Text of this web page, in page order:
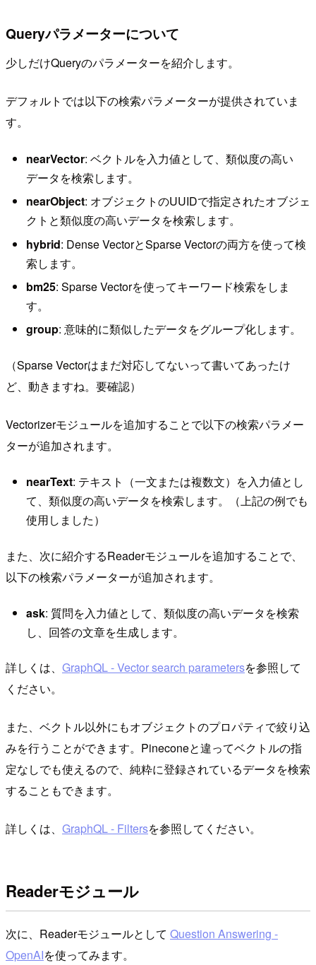
Queryパラメーターについて
少しだけQueryのパラメーターを紹介します。
デフォルトでは以下の検索パラメーターが提供されていま
す。
nearVector: ベクトルを入力値として、類似度の高い
データを検索します。
nearObject: オブジェクトのUUIDで指定されたオブジェ
クトと類似度の高いデータを検索します。
hybrid: Dense VectorとSparse Vectorの両方を使って検
索します。
bm25: Sparse Vectorを使ってキーワード検索をしま
す。
group: 意味的に類似したデータをグループ化します。
（Sparse Vectorはまだ対応してないって書いてあったけ
ど、動きますね。要確認）
Vectorizerモジュールを追加することで以下の検索パラメー
ターが追加されます。
nearText: テキスト（一文または複数文）を入力値とし
て、類似度の高いデータを検索します。（上記の例でも
使用しました）
また、次に紹介するReaderモジュールを追加することで、
以下の検索パラメーターが追加されます。
ask: 質問を入力値として、類似度の高いデータを検索
し、回答の文章を生成します。
詳しくは、 GraphQL - Vector search parametersを参照して
ください。
また、ベクトル以外にもオブジェクトのプロパティで絞り込
みを行うことができます。Pineconeと違ってベクトルの指
定なしでも使えるので、純粋に登録されているデータを検索
することもできます。
詳しくは、 GraphQL - Filtersを参照してください。
Readerモジュール
次に、Readerモジュールとして Question Answering -
OpenAIを使ってみます。